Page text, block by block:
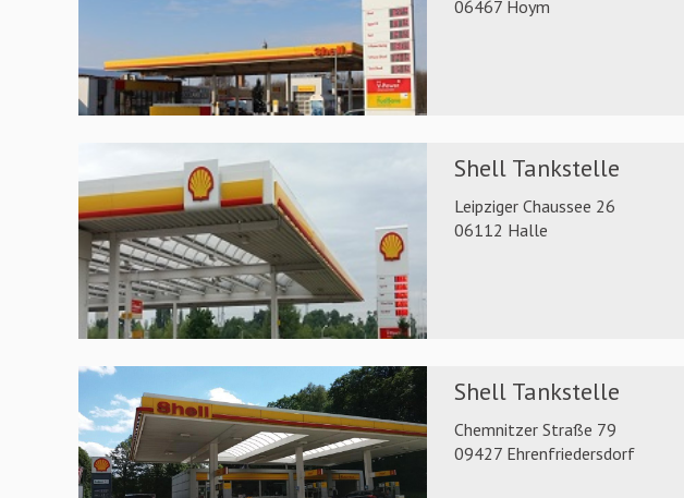
06467 Hoym
Shell Tankstelle
Leipziger Chaussee 26
06112 Halle
Shell Tankstelle
Chemnitzer Straße 79
09427 Ehrenfriedersdorf